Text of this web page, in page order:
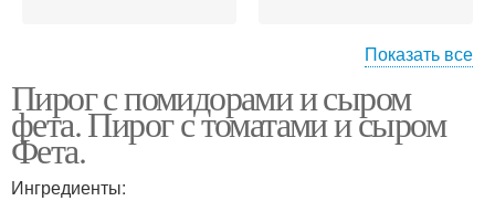
Пирог из хлеба Оригинальный пирог
Показать все
Пирог с помидорами и сыром
фета. Пирог с томатами и сыром
Фета.
Ингредиенты: